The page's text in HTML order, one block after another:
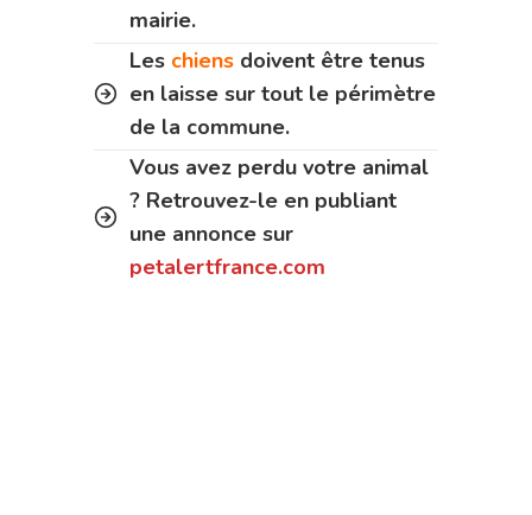
mairie.
Les chiens doivent être tenus
en laisse sur tout le périmètre
de la commune.
Vous avez perdu votre animal
? Retrouvez-le en publiant
une annonce sur
petalertfrance.com